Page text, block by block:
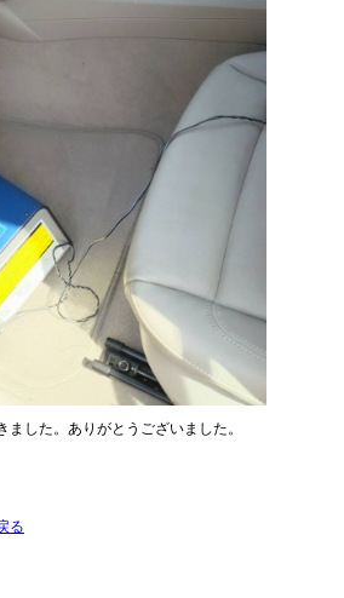
ました。ありがとうございました。
る